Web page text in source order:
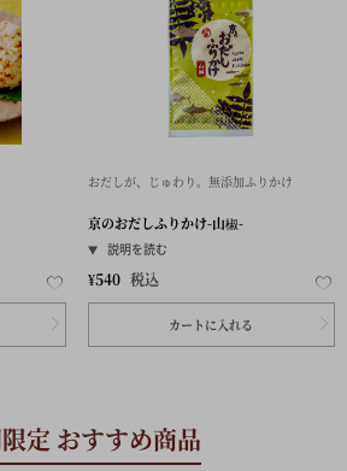
おだしが、じゅわり。無添加ふりかけ
京のおだしふりかけ-山椒-
¥540 税込
カートに入れる
定 おすすめ商品